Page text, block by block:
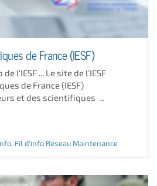
de France (IESF)
l'IESF ... Le site de l'IESF
de France (IESF)
et des scientifiques ...
, Fil d'info Reseau Maintenance